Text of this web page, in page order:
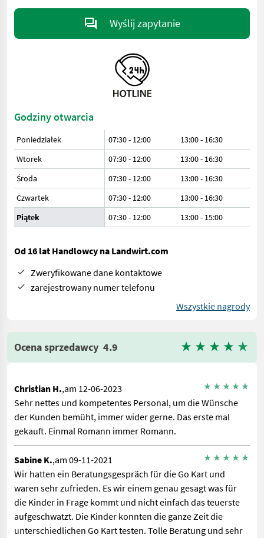
Wyślij zapytanie
Godziny otwarcia
Poniedziałek 07:30 - 12:00
13:00 - 16:30
Wtorek
07:30 - 12:00
13:00 - 16:30
Środa
07:30 - 12:00
13:00 - 16:30
Czwartek
07:30 - 12:00
13:00 - 16:30
Piątek
07:30 - 12:00 13:00 - 15:00
Od 16 lat Handlowcy na Landwirt.com
Zweryfikowane dane kontaktowe
zarejestrowany numer telefonu
Wszystkie nagrody
Ocena sprzedawcy 4.9
Christian H.,am 12-06-2023
Sehr nettes und kompetentes Personal, um die Wünsche
der Kunden bemüht, immer wider gerne. Das erste mal
gekauft. Einmal Romann immer Romann.
Sabine K.,am 09-11-2021
Wir hatten ein Beratungsgespräch für die Go Kart und
waren sehr zufrieden. Es wir einem genau gesagt was für
die Kinder in Frage kommt und nicht einfach das teuerste
aufgeschwatzt. Die Kinder konnten die ganze Zeit die
unterschiedlichen Go Kart testen. Tolle Beratung und sehr